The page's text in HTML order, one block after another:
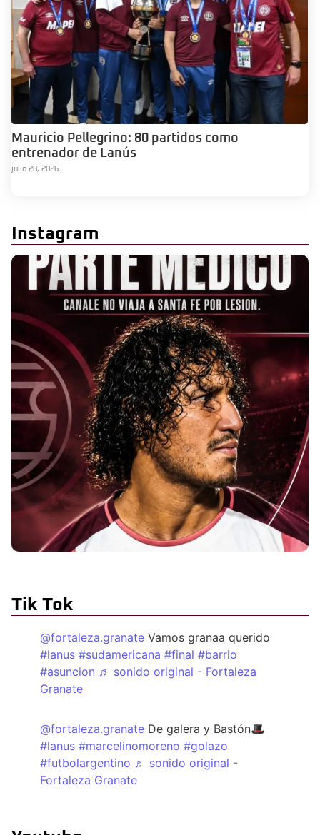
Mauricio Pellegrino: 80 partidos como
entrenador de Lanús
julio 28, 2026
Instagram
Tik Tok
@fortaleza.granate Vamos granaa querido
#lanus #sudamericana #final #barrio
#asuncion ♬ sonido original - Fortaleza
Granate
@fortaleza.granate De galera y Bastón🎩
#lanus #marcelinomoreno #golazo
#futbolargentino ♬ sonido original -
Fortaleza Granate